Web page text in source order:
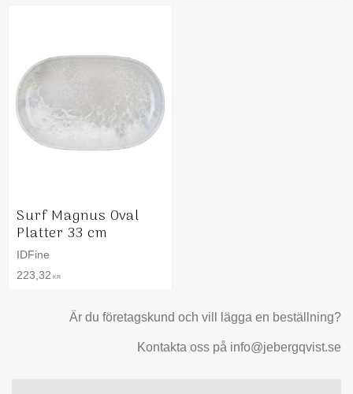
Surf Magnus Oval
Platter 33 cm
IDFine
223,32 KR
Är du företagskund och vill lägga en beställning?
Kontakta oss på info@jebergqvist.se